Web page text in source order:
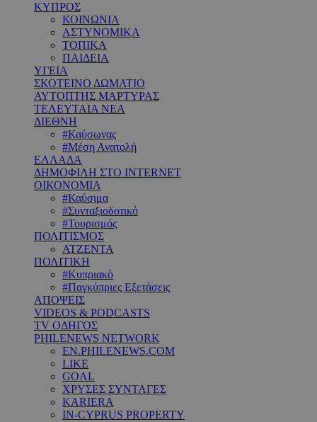
ΚΥΠΡΟΣ
ΚΟΙΝΩΝΙΑ
ΑΣΤΥΝΟΜΙΚΑ
ΤΟΠΙΚΑ
ΠΑΙΔΕΙΑ
ΥΓΕΙΑ
ΣΚΟΤΕΙΝΟ ΔΩΜΑΤΙΟ
ΑΥΤΟΠΤΗΣ ΜΑΡΤΥΡΑΣ
ΤΕΛΕΥΤΑΙΑ ΝΕΑ
ΔΙΕΘΝΗ
#Καύσωνας
#Μέση Ανατολή
ΕΛΛΑΔΑ
ΔΗΜΟΦΙΛΗ ΣΤΟ INTERNET
ΟΙΚΟΝΟΜΙΑ
#Καύσιμα
#Συνταξιοδοτικό
#Τουρισμός
ΠΟΛΙΤΙΣΜΟΣ
ΑΤΖΕΝΤΑ
ΠΟΛΙΤΙΚΗ
#Κυπριακό
#Παγκύπριες Εξετάσεις
ΑΠΟΨΕΙΣ
VIDEOS & PODCASTS
TV ΟΔΗΓΟΣ
PHILENEWS NETWORK
EN.PHILENEWS.COM
LIKE
GOAL
ΧΡΥΣΕΣ ΣΥΝΤΑΓΕΣ
KARIERA
IN-CYPRUS PROPERTY